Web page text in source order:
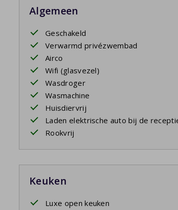
Uw verblijf is inclusief opgemaakte bedden.
Privézwembad open: 18/4/2026 - 26/9/
Algemeen
Geschakeld
Verwarmd privézwembad
Airco
Wifi (glasvezel)
Wasdroger
Wasmachine
Huisdiervrij
Laden elektrische auto bij de
Rookvrij
Keuken
Luxe open keuken